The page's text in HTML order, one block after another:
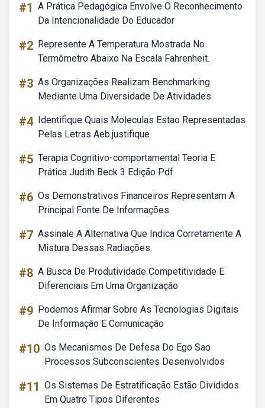
#1 A Prática Pedagógica Envolve O Reconhecimento
Da Intencionalidade Do Educador
#2 Represente A Temperatura Mostrada No
Termômetro Abaixo Na Escala Fahrenheit.
#3 As Organizações Realizam Benchmarking
Mediante Uma Diversidade De Atividades
#4 Identifique Quais Moleculas Estao Representadas
Pelas Letras Aeb.justifique
#5 Terapia Cognitivo-comportamental Teoria E
Prática Judith Beck 3 Edição Pdf
#6 Os Demonstrativos Financeiros Representam A
Principal Fonte De Informações
#7 Assinale A Alternativa Que Indica Corretamente A
Mistura Dessas Radiações.
#8 A Busca De Produtividade Competitividade E
Diferenciais Em Uma Organização
#9 Podemos Afirmar Sobre As Tecnologias Digitais
De Informação E Comunicação
#10 Os Mecanismos De Defesa Do Ego Sao
Processos Subconscientes Desenvolvidos
#11 Os Sistemas De Estratificação Estão Divididos
Em Quatro Tipos Diferentes